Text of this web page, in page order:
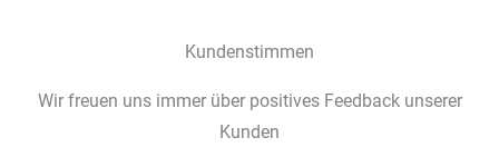
Kundenstimmen
Wir freuen uns immer über positives Feedback unserer
Kunden